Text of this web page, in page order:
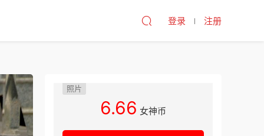
登录 注册
照片
6.66 女神币